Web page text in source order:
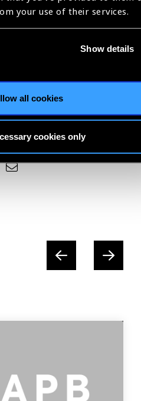
your use of their services.
Show details
all cookies
cookies only
Fernandez, Executive Vice
Association of Ophthalmology
launch for the region was
Congress and highlighted
PAAO